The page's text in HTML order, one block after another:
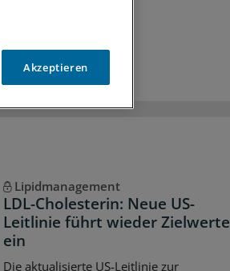
Lipidmanagement
LDL-Cholesterin: Neue US-
Leitlinie führt wieder Zielwerte
ein
Die aktualisierte US-Leitlinie zur
Akzeptieren